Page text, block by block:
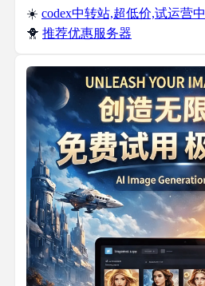
☀️ codex中转站,超低价,试运营中
🐥 推荐优惠服务器